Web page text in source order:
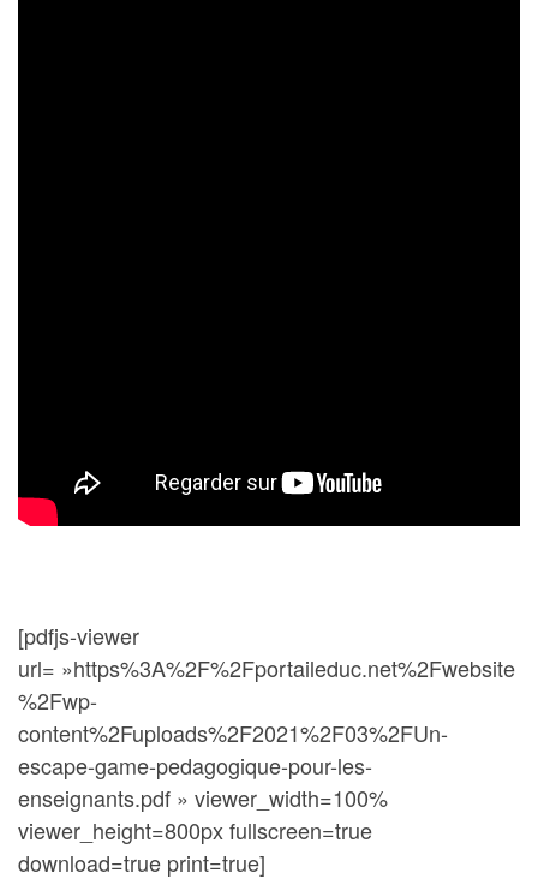
[pdfjs-viewer
url= »https%3A%2F%2Fportaileduc.net%2Fwebsite
%2Fwp-
content%2Fuploads%2F2021%2F03%2FUn-
escape-game-pedagogique-pour-les-
enseignants.pdf » viewer_width=100%
viewer_height=800px fullscreen=true
download=true print=true]